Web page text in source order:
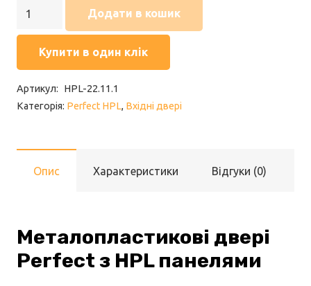
Двері
22.11.1
кількість
Додати в кошик
Купити в один клік
Артикул:
HPL-22.11.1
Категорія: Perfect HPL, Вхідні двері
Опис Характеристики Відгуки (0)
Металопластикові двері
Perfect з HPL панелями